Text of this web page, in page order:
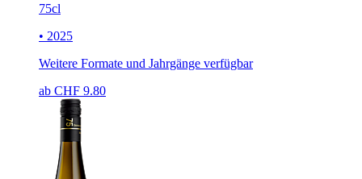
75cl
• 2025
Weitere Formate und Jahrgänge verfügbar
ab CHF 9.80